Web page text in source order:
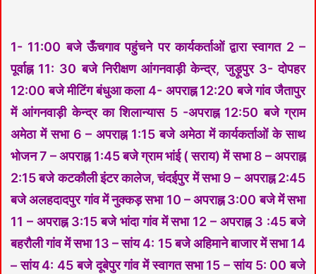
1- 11:00 बजे ऊँचगाव पहुंचने पर कार्यकर्ताओं द्वारा स्वागत 2 –
पूर्वाह्न 11: 30 बजे निरीक्षण आंगनवाड़ी केन्द्र, जुड़ूपुर 3- दोपहर
12:00 बजे मीटिंग बंधुआ कला 4- अपराह्न 12:20 बजे गांव जैतापुर
में आंगनवाड़ी केन्द्र का शिलान्यास 5 -अपराह्न 12:50 बजे ग्राम
अमेठा में सभा 6 – अपराह्न 1:15 बजे अमेठा में कार्यकर्ताओं के साथ
भोजन 7 – अपराह्न 1:45 बजे ग्राम भांई ( सराय) में सभा 8 – अपराह्न
2:15 बजे कटकौली इंटर कालेज, चंदईपुर में सभा 9 – अपराह्न 2:45
बजे अलहदादपुर गांव में नुक्कड़ सभा 10 – अपराह्न 3:00 बजे में सभा
11 – अपराह्न 3:15 बजे भांदा गांव में सभा 12 – अपराह्न 3 :45 बजे
बहरौली गांव में सभा 13 – सांय 4: 15 बजे अहिमाने बाजार में सभा 14
– सांय 4: 45 बजे दूबेपुर गांव में स्वागत सभा 15 – सांय 5: 00 बजे